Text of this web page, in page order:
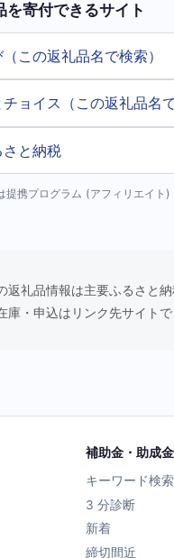
を寄付できるサイト
この返礼品名で検索）
ョイス（この返礼品名で
と納税
提携プログラム (アフィリエイト
返礼品情報は主要ふるさと
庫・申込はリンク先サイトで
補助金・助成金
キーワード検索
3 分診断
新着
締切間近